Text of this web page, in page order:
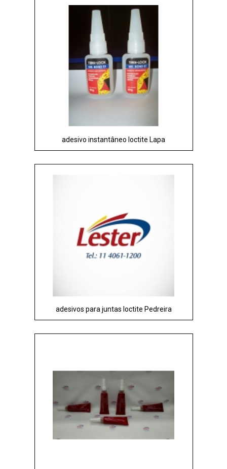
adesivo instantâneo loctite Lapa
adesivos para juntas loctite Pedreira